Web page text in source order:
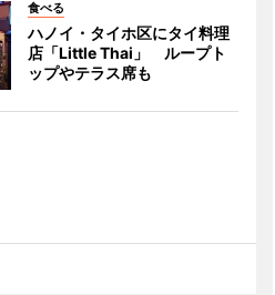
食べる
ハノイ・タイホ区にタイ料理
店「Little Thai」 ループト
ップやテラス席も